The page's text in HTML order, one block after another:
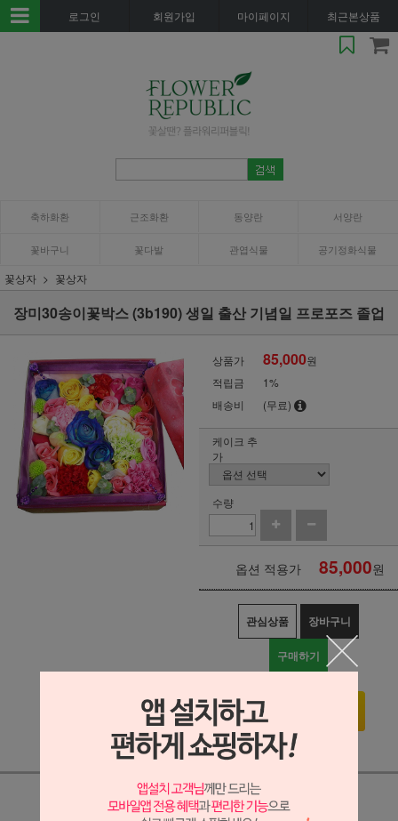
로그인 회원가입 마이페이지 최근본상품
축하화환 근조화환 동양란 서양란
꽃바구니 꽃다발 관엽식물 공기정화식물
꽃상자 꽃상자
장미30송이꽃박스 (3b190) 생일 출산 기념일 프로포즈 졸업
상품가 85,000원
적립금
1%
배송비
(무료)
케이크 추
가
수량
옵션 적용가 85,000원
관심상품 장바구니
구매하기